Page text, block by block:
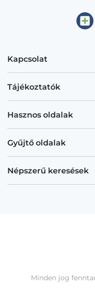
Kapcsolat
Tájékoztatók
Hasznos oldalak
Gyűjtő oldalak
Népszerű keresések
Minden jog